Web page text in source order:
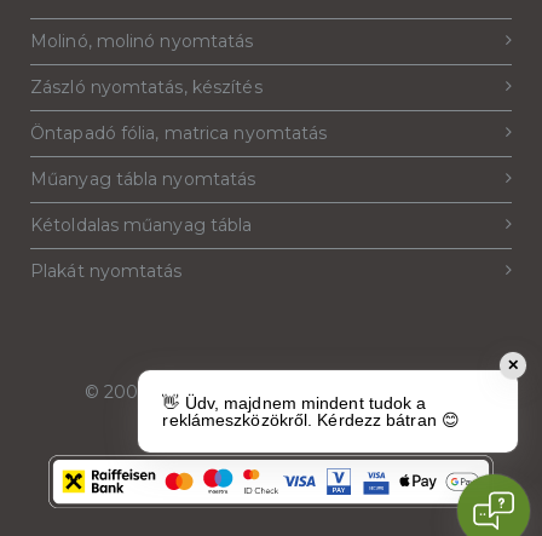
Molinó, molinó nyomtatás
Zászló nyomtatás, készítés
Öntapadó fólia, matrica nyomtatás
Műanyag tábla nyomtatás
Kétoldalas műanyag tábla
Plakát nyomtatás
© 2007-2026 Reklámeszköz.hu
. Minden jog
fenntartva.
✕
👋 Üdv, majdnem mindent tudok a
reklámeszközökről. Kérdezz bátran 😊